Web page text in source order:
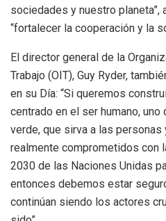
sociedades y nuestro planeta”,
“fortalecer la cooperación y la
El director general de la
Trabajo (OIT), Guy Ryder,
en su Día: “Si queremos
centrado en el ser humano,
verde, que sirva a las
realmente comprometidos con
2030 de las Naciones Unidas
entonces debemos estar
continúan siendo los actores